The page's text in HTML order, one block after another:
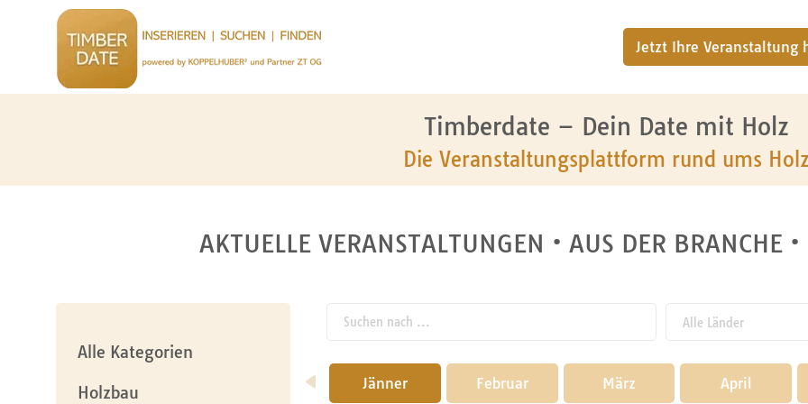
Jetzt Ihre Veranstaltung
Timberdate – Dein Date mit Holz
Die Veranstaltungsplattform rund ums Holz
AKTUELLE VERANSTALTUNGEN • AUS DER BRANCHE
Alle Kategorien
Holzbau
Suchen nach ...
pw_l
Jänner Februar März April